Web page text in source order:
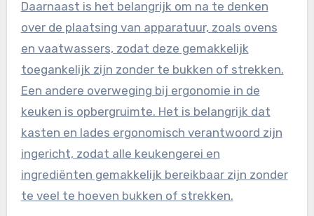
Daarnaast is het belangrijk om na te denken
over de plaatsing van apparatuur, zoals ovens
en vaatwassers, zodat deze gemakkelijk
toegankelijk zijn zonder te bukken of strekken.
Een andere overweging bij ergonomie in de
keuken is opbergruimte. Het is belangrijk dat
kasten en lades ergonomisch verantwoord zijn
ingericht, zodat alle keukengerei en
ingrediënten gemakkelijk bereikbaar zijn zonder
te veel te hoeven bukken of strekken.